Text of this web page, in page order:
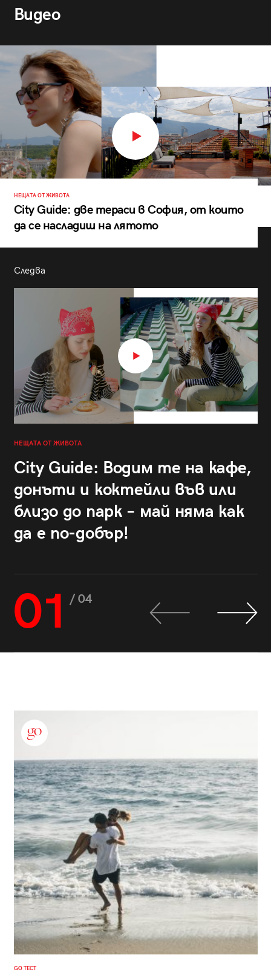
Видео
НЕЩАТА ОТ ЖИВОТА
City Guide: две тераси в София, от които
да се насладиш на лятото
Следва
НЕЩАТА ОТ ЖИВОТА
City Guide: Водим те на кафе,
донъти и коктейли във или
близо до парк – май няма как
да е по-добър!
01 / 04
GO ТЕСТ